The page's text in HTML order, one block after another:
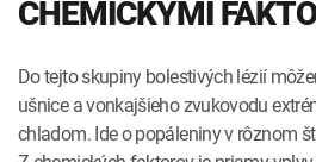
CHEMICKÝMI
Do tejto skupiny bolestivých lézií
ušnice a vonkajšieho zvukovodu
chladom. Ide o popáleniny v rôznom